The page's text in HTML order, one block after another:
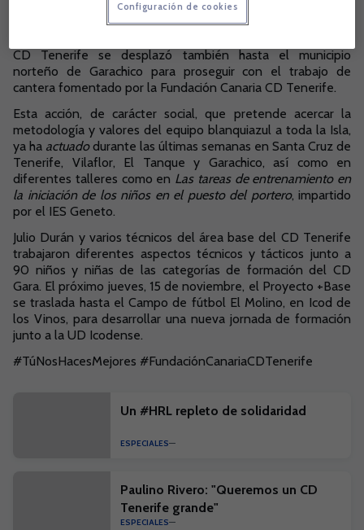
Después de visitar el Campo de fútbol Pedro Francisco
CD Tenerife se desplazó también hasta el municipio
norteño de Garachico para proseguir con el trabajo de
cantera fomentado por la Fundación Canaria CD Tenerife.
Esta acción, de carácter social, que pretende acercar la
metodología y valores del equipo blanquiazul a toda la Isla,
ya ha actuadodurante las últimas semanas en Santa Cruz de
Tenerife, Vilaflor, El Tanque y Garachico, así como en
diferentes talleres como en Las tareas de entrenamiento en
la iniciación de los niños en el puesto del portero, impartido
por el IES Geneto.
Julio Durán y varios técnicos del área base del CD Tenerife
trabajaron diferentes aspectos técnicos y tácticos junto a
90 niños y niñas de las categorías de formación del CD
Gara. El próximo jueves, 15 de noviembre, el Proyecto +Base
se traslada hasta el Campo de fútbol El Molino, en Icod de
los Vinos, para desarrollar una nueva jornada de formación
junto a la UD Icodense.
#TúNosHacesMejores #FundaciónCanariaCDTenerife
Un #HRL repleto de solidaridad
ESPECIALES
Paulino Rivero: "Queremos un CD
Tenerife grande"
ESPECIALES
Configuración de cookies